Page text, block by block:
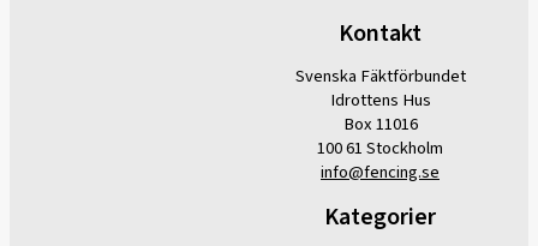
Kontakt
Svenska Fäktförbundet
Idrottens Hus
Box 11016
100 61 Stockholm
info@fencing.se
Kategorier